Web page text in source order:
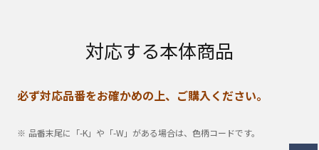
対応する本体商品
必ず対応品番をお確かめの上、ご購入ください。
品番末尾に「-K」や「-W」がある場合は、色柄コードです。